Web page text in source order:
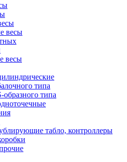
весы
весы
типа
образного типа
табло, контроллеры